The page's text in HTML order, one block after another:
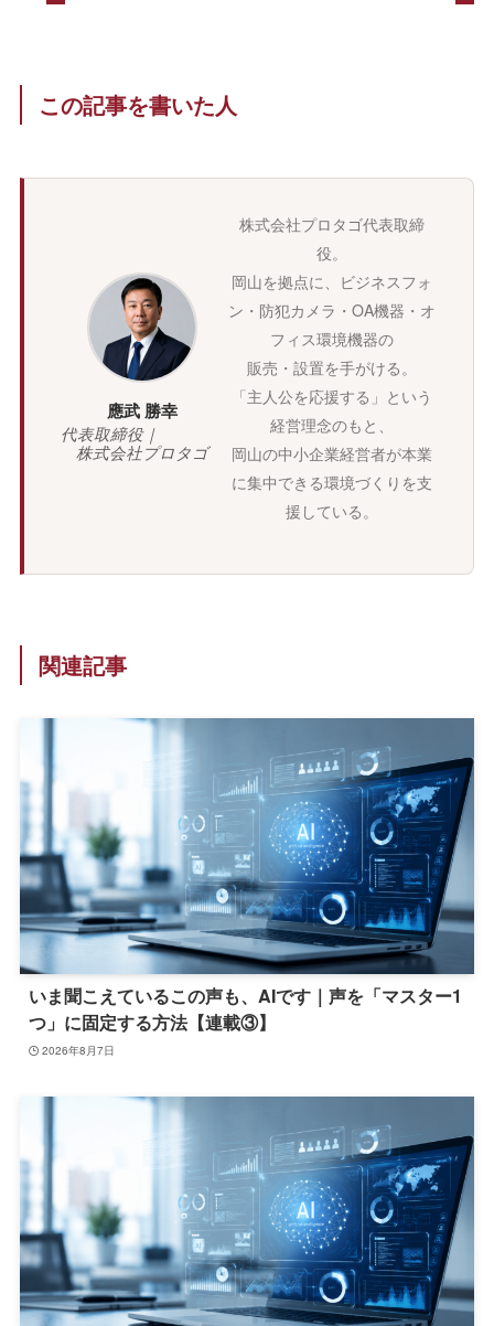
この記事を書いた人
應武 勝幸
代表取締役｜
株式会社プロタゴ
株式会社プロタゴ代表取締
役。
岡山を拠点に、ビジネスフォ
ン・防犯カメラ・OA機器・オ
フィス環境機器の
販売・設置を手がける。
「主人公を応援する」という
経営理念のもと、
岡山の中小企業経営者が本業
に集中できる環境づくりを支
援している。
関連記事
いま聞こえているこの声も、AIです｜声を「マスター1
つ」に固定する方法【連載③】
2026年8月7日